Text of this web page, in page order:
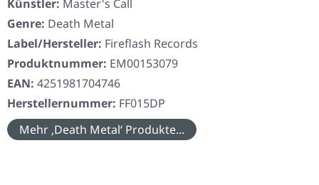
Künstler: Master's Call
Genre: Death Metal
Label/Hersteller: Fireflash Records
Produktnummer: EM00153079
EAN: 4251981704746
Herstellernummer: FF015DP
Mehr ‚Death Metal‘ Produkte...